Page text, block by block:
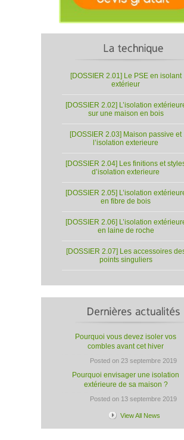
[DOSSIER 2.01] Le PSE en isolant
extérieur
[DOSSIER 2.02] L’isolation
sur une maison en bois
[DOSSIER 2.03] Maison passive et
l’isolation exterieure
[DOSSIER 2.04] Les finitions et
d’isolation exterieure
[DOSSIER 2.05] L’isolation
en fibre de bois
[DOSSIER 2.06] L’isolation
en laine de roche
[DOSSIER 2.07] Les accessoires
points singuliers
Pourquoi vous devez isoler vos
combles avant cet hiver
Posted on 23 septembre 2019
Pourquoi envisager une isolation
extérieure de sa maison ?
Posted on 13 septembre 2019
View All News